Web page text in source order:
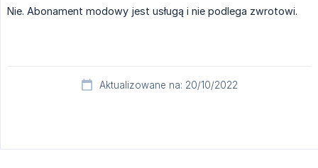
Nie. Abonament modowy jest usługą i nie podlega zwrotowi.
Aktualizowane na: 20/10/2022